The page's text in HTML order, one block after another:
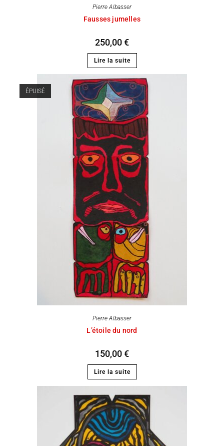
Pierre Albasser
Fausses jumelles
250,00€
Lire la suite
ÉPUISÉ
Pierre Albasser
L’étoile du nord
150,00€
Lire la suite